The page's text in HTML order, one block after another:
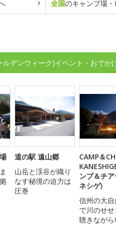
全国のキャンプ場
デンウィーク)イベント・おでか
道の駅 遠山郷
山岳と渓谷が織り
なす秘境の迫力は
圧巻
CAMP＆
ンプ＆チ
ネシゲ)
信州の大自
で川のせ
聴きなが